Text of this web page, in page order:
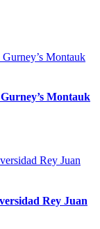
Montauk
Rey Juan